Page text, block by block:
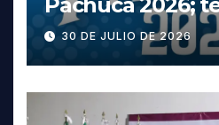
cartelera
fechas y los
30 DE JULIO DE 2026